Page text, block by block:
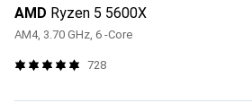
AMD Ryzen 5 5600X
AM4, 3.70 GHz, 6 -Core
728